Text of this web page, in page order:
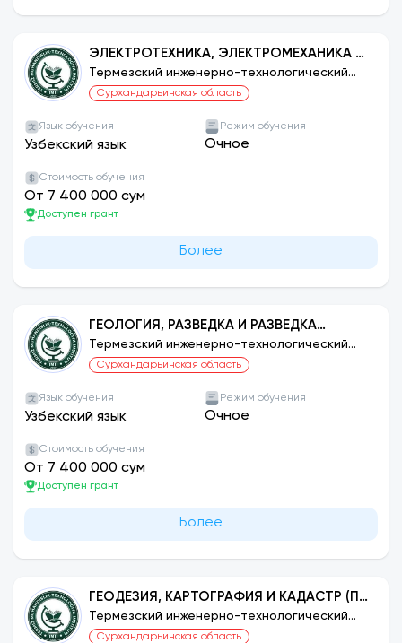
ЭЛЕКТРОТЕХНИКА, ЭЛЕКТРОМЕХАНИКА И
ЭЛЕКТРОТЕХНОЛОГИИ (ПО ОТРАСЛЯМ)
Термезский инженерно-технологический
институт
Сурхандарьинская область
Язык обучения
Узбекский язык
Режим обучения
Очное
Стоимость обучения
От 7 400 000 сум
Доступен грант
Более
ГЕОЛОГИЯ, РАЗВЕДКА И РАЗВЕДКА
МЕСТОРОЖДЕНИЙ ПОЛЕЗНЫХ
ИСКОПАЕМЫХ (ПО ВИДАМ
Термезский инженерно-технологический
институт
Сурхандарьинская область
Язык обучения
Узбекский язык
Режим обучения
Очное
Стоимость обучения
От 7 400 000 сум
Доступен грант
Более
ГЕОДЕЗИЯ, КАРТОГРАФИЯ И КАДАСТР (ПО
ФУНКЦИЯМ)
Термезский инженерно-технологический
институт
Сурхандарьинская область